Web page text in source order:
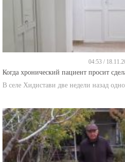
04:53 /
Когда хронический пациент просит
В селе Хидистави две недели назад